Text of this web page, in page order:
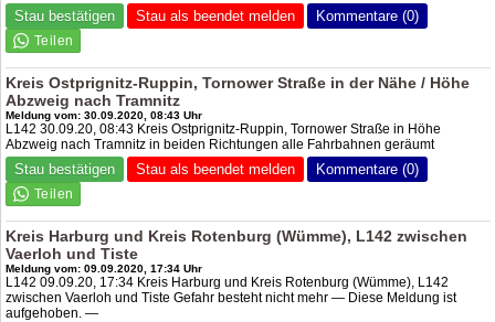
Stau bestätigen Stau als beendet melden Kommentare (0)
Kreis Ostprignitz-Ruppin, Tornower Straße in der Nähe / Höhe
Abzweig nach Tramnitz
Meldung vom: 30.09.2020, 08:43 Uhr
L142 30.09.20, 08:43 Kreis Ostprignitz-Ruppin, Tornower Straße in Höhe
Abzweig nach Tramnitz in beiden Richtungen alle Fahrbahnen geräumt
Stau bestätigen Stau als beendet melden Kommentare (0)
Kreis Harburg und Kreis Rotenburg (Wümme), L142 zwischen
Vaerloh und Tiste
Meldung vom: 09.09.2020, 17:34 Uhr
L142 09.09.20, 17:34 Kreis Harburg und Kreis Rotenburg (Wümme), L142
zwischen Vaerloh und Tiste Gefahr besteht nicht mehr — Diese Meldung ist
aufgehoben. —